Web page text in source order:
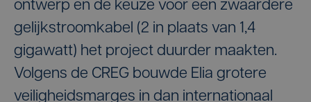
ontwerp en de keuze voor een zwaardere
gelijkstroomkabel (2 in plaats van 1,4
gigawatt) het project duurder maakten.
Volgens de CREG bouwde Elia grotere
veiligheidsmarges in dan internationaal